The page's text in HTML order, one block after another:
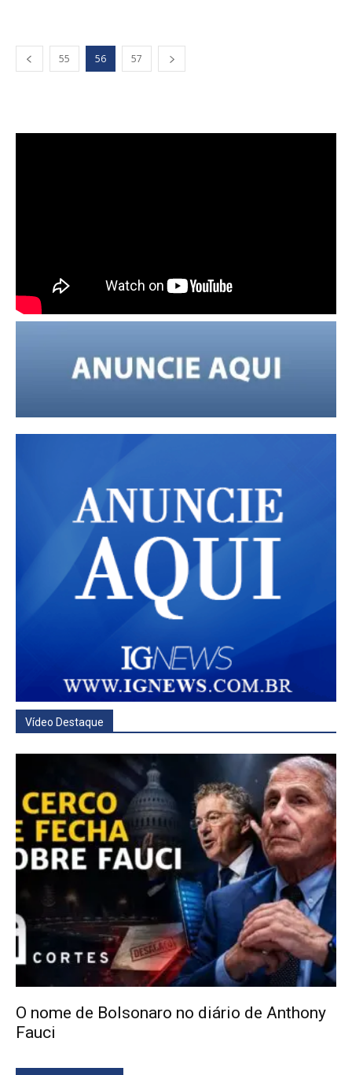
55 56 57
Vídeo Destaque
O nome de Bolsonaro no diário de Anthony
Fauci